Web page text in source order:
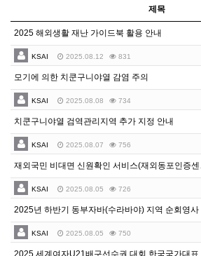
제목
2025 해외생활 재난 가이드북 활용 안내
KSAI 2025.08.12 831
모기에 의한 치쿤구니야열 감염 주의
KSAI 2025.08.08 734
치쿤구니야열 검역관리지역 추가 지정 안내
KSAI 2025.08.07 756
KSAI 2025.08.05 726
KSAI 2025.08.05 750